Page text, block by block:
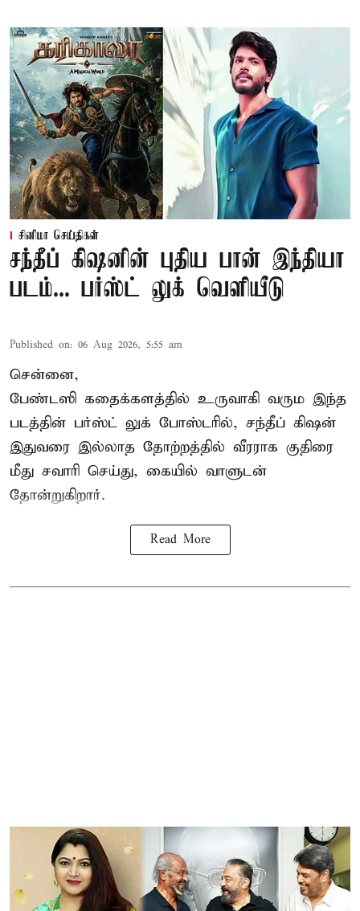
சினிமா செய்திகள்
சந்தீப் கிஷனின் புதிய பான் இந்தியா
படம்... பர்ஸ்ட் லுக் வெளியீடு
Published on: 06 Aug 2026, 5:55 am
சென்னை,
பேண்டஸி கதைக்களத்தில் உருவாகி வரும இந்த
படத்தின் பர்ஸ்ட் லுக் போஸ்டரில், சந்தீப் கிஷன்
இதுவரை இல்லாத தோற்றத்தில் வீரராக குதிரை
மீது சவாரி செய்து, கையில் வாளுடன்
தோன்றுகிறார்.
Read More